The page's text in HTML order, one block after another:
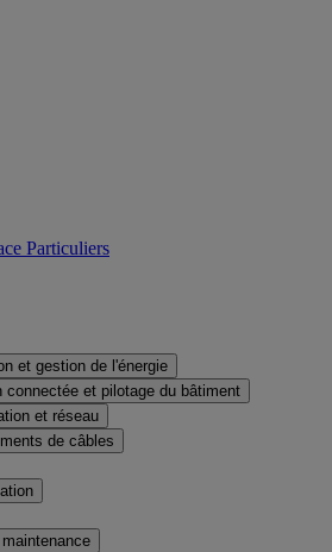
Particuliers
et gestion de l'énergie
connectée et pilotage du bâtiment
et réseau
de câbles